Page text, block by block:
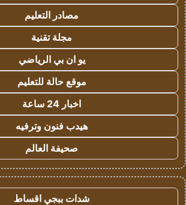
مصادر التعليم
مجلة تقنية
يو ان بي الرياضي
موقع حالة للتعليم
اخبار 24 ساعة
هيدب فنون وترفيه
صحيفة العالم
شدات ببجي اقساط